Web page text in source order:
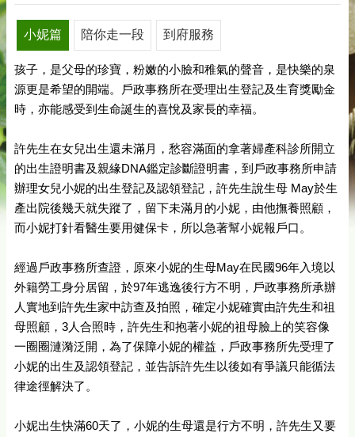
小妮篇 陪你走一段 到府服務
孩子，是父母的珍寶，粉嫩的小臉和稚氣的聲音，是快樂的泉
源更是希望的開端。戶政事務所在受理出生登記及生育獎勵金
時，亦能感受到生命誕生的喜悅及家長的幸福。
許先生在女兒出生還未滿月，愁容滿面的拿著婦產科診所開立
的出生證明書及親緣DNA鑑定診斷證明書，到戶政事務所申請
辦理女兒小妮的出生登記及認領登記，許先生說生母 May於生
產出院後幾天就失蹤了，留下未滿月的小妮，由他撫養照顧，
而小妮打針看醫生要用健保卡，所以急著幫小妮報戶口。
經過戶政事務所查證，原來小妮的生母May在民國96年入境以
外籍勞工身分居留，於97年逃逸後行方不明，戶政事務所承辦
人實地到許先生家中訪查及拍照，確定小妮確實由許先生和祖
母照顧，3人合照時，許先生和抱著小妮的祖母臉上的笑容像
一圈圈漣漪泛開，為了保障小妮的權益，戶政事務所先受理了
小妮的出生及認領登記，並告訴許先生以後如有爭議只能循法
律途徑解決了。
小妮出生快滿60天了，小妮的生母還是行方不明，許先生又要